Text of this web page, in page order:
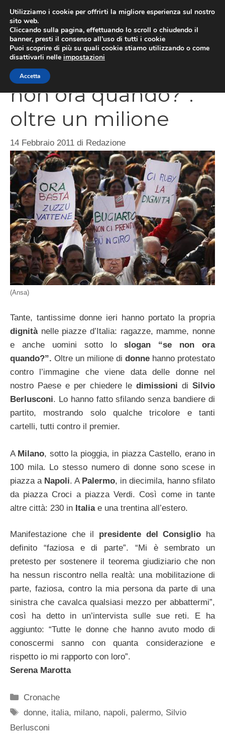
contenuto
Donne in piazza “Se
non ora quando?”:
oltre un milione
14 Febbraio 2011 di Redazione
(Ansa)
Tante, tantissime donne ieri hanno portato la propria
dignitànelle piazze d’Italia: ragazze, mamme, nonne
e anche uomini sotto loslogan “se non ora
quando?”. Oltre un milione di donne hanno protestato
contro l’immagine che viene data delle donne nel
nostro Paese e per chiedere ledimissionidi Silvio
Berlusconi. Lo hanno fatto sfilando senza bandiere di
partito, mostrando solo qualche tricolore e tanti
cartelli, tutti contro il premier.
A Milano, sotto la pioggia, in piazza Castello, erano in
100 mila. Lo stesso numero di donne sono scese in
piazza a Napoli. A Palermo, in diecimila, hanno sfilato
da piazza Croci a piazza Verdi. Così come in tante
altre città: 230 in Italia e una trentina all’estero.
Manifestazione che il presidente del Consiglio
ha
definito “faziosa e di parte”. “Mi è sembrato un
pretesto per sostenere il teorema giudiziario che non
ha nessun riscontro nella realtà: una mobilitazione di
parte, faziosa, contro la mia persona da parte di una
sinistra che cavalca qualsiasi mezzo per abbattermi”,
così ha detto in un’intervista sulle sue reti. E ha
aggiunto: “Tutte le donne che hanno avuto modo di
conoscermi sanno con quanta considerazione e
rispetto io mi rapporto con loro”.
Serena Marotta
Categorie
Cronache
Tag
donne, italia, milano, napoli, palermo, Silvio
Berlusconi
Utilizziamo i cookie per offrirti la migliore esperienza sul nostro
sito web.
Cliccando sulla pagina, effettuando lo scroll o chiudendo il
banner, presti il consenso all’uso di tutti i cookie
Puoi scoprire di più su quali cookie stiamo utilizzando o come
disattivarli nelle impostazioni
Accetta